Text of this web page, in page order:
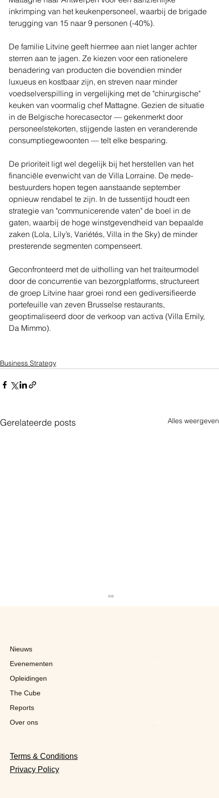
inkrimping van het keukenpersoneel, waarbij de brigade
terugging van 15 naar 9 personen (-40%).
De familie Litvine geeft hiermee aan niet langer achter
sterren aan te jagen. Ze kiezen voor een rationelere
benadering van producten die bovendien minder
luxueus en kostbaar zijn, en streven naar minder
voedselverspilling in vergelijking met de "chirurgische"
keuken van voormalig chef Mattagne. Gezien de situatie
in de Belgische horecasector — gekenmerkt door
personeelstekorten, stijgende lasten en veranderende
consumptiegewoonten — telt elke besparing.
De prioriteit ligt wel degelijk bij het herstellen van het
financiële evenwicht van de Villa Lorraine. De mede-
bestuurders hopen tegen aanstaande september
opnieuw rendabel te zijn. In de tussentijd houdt een
strategie van "communicerende vaten" de boel in de
gaten, waarbij de hoge winstgevendheid van bepaalde
zaken (Lola, Lily’s, Variétés, Villa in the Sky) de minder
presterende segmenten compenseert.
Geconfronteerd met de uitholling van het traiteurmodel
door de concurrentie van bezorgplatforms, structureert
de groep Litvine haar groei rond een gediversifieerde
portefeuille van zeven Brusselse restaurants,
geoptimaliseerd door de verkoop van activa (Villa Emily,
Da Mimmo).
Business Strategy
Gerelateerde posts Alles weergeven
Villa Lorraine en Yves Mattagne: dat de
sterrenchef zou vertrekken stond in de
Nieuws
Evenementen
Opleidingen
The Cube
Reports
Over ons
Terms & Conditions
Privacy Policy